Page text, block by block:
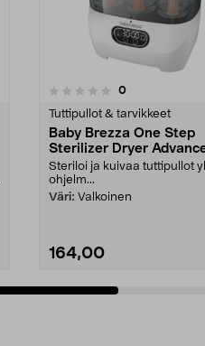
0arvostelut
Tuttipullot & tarvikkeet
Baby Brezza One Step
Sterilizer Dryer
Tuttipullojen
-kuivain
Steriloi ja kuivaa tuttipullot
ohjelm...
Väri: Valkoinen
164,00
0.0 viidestä